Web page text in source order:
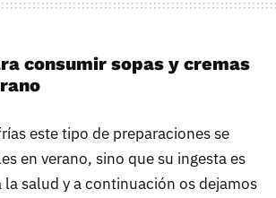
consumir sopas y cremas
este tipo de preparaciones se
en verano, sino que su ingesta es
la salud y a continuación os dejamos